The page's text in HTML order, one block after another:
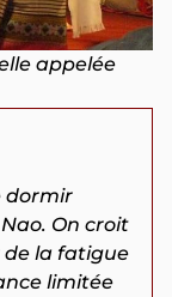
appelée
dormir
On croit
la fatigue
limitée